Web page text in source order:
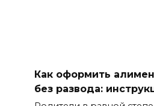
Как оформить
без развода: